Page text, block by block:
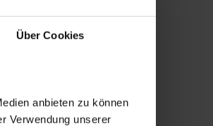
Über Cookies
anbieten zu können
Verwendung unserer